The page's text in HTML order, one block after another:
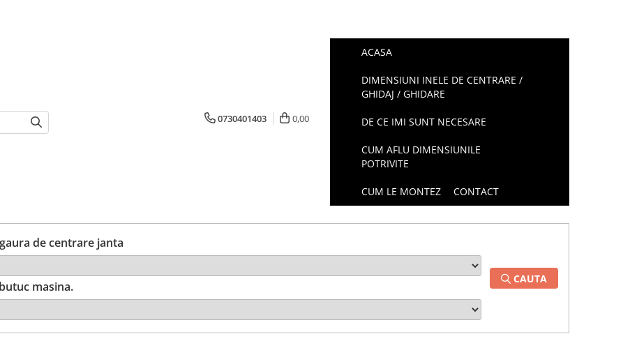
0730401403 0,00
ACASA
DIMENSIUNI INELE DE CENTRARE /
GHIDAJ / GHIDARE
DE CE IMI SUNT NECESARE
CUM AFLU DIMENSIUNILE
POTRIVITE
CUM LE MONTEZ CONTACT
de centrare janta
masina.
CAUTA